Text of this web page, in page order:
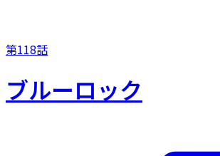
第118話
ブルーロック